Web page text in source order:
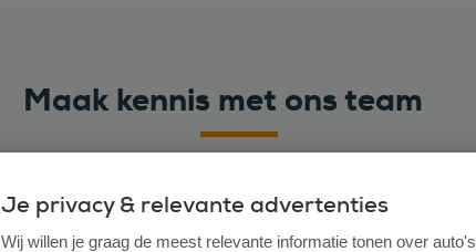
Maak kennis met ons team
Je privacy & relevante advertenties
Wij willen je graag de meest relevante informatie tonen over auto's